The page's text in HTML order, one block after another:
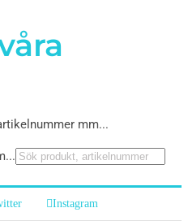
mm...
Instagram